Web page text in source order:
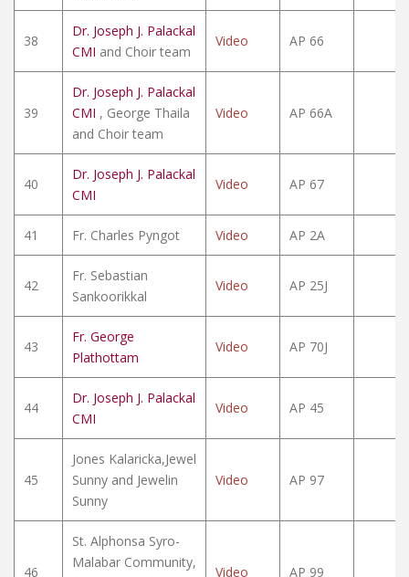
38
Dr. Joseph J. Palackal
CMI and Choir team
Video AP 66
39
Dr. Joseph J. Palackal
CMI , George Thaila
and Choir team
Video AP 66A
40
Dr. Joseph J. Palackal
CMI
Video AP 67
41 Fr. Charles Pyngot Video AP 2A
42
Fr. Sebastian
Sankoorikkal
Video AP 25J
43
Fr. George
Plathottam
Video AP 70J
44
Dr. Joseph J. Palackal
CMI
Video AP 45
45
Jones Kalaricka,Jewel
Sunny and Jewelin
Sunny
Video AP 97
46
St. Alphonsa Syro-
Malabar Community,
Video AP 99